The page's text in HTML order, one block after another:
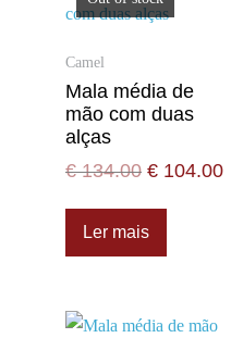
Camel
Mala média de
mão com duas
alças
€134.00 € 104.00
Ler mais